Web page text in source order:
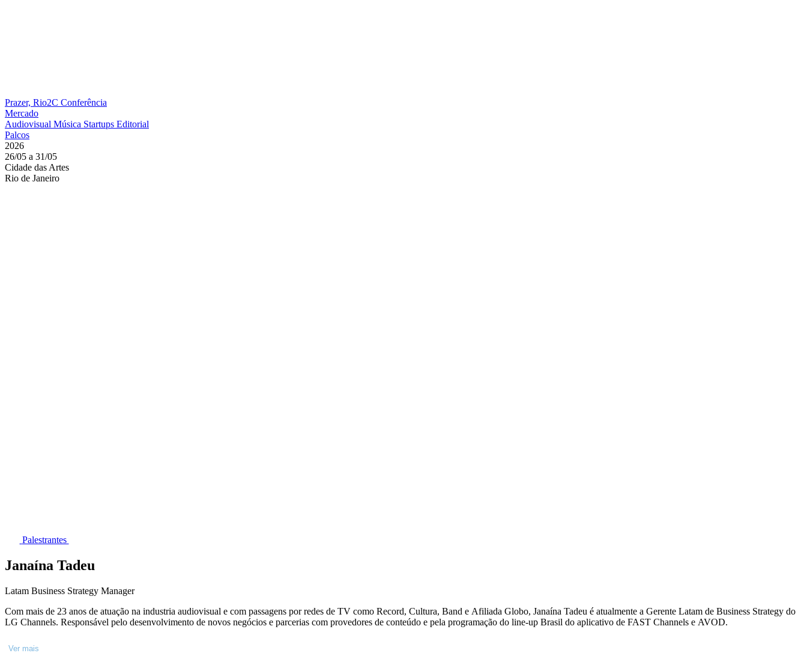
Prazer, Rio2C Conferência
Mercado
Audiovisual Música Startups Editorial
Palcos
2026
26/05 a 31/05
Cidade das Artes
Rio de Janeiro
Palestrantes
Janaína Tadeu
Latam Business Strategy Manager
Com mais de 23 anos de atuação na industria audiovisual e com passagens por redes de TV como Record, Cultura, Band e Afiliada Globo, Janaína Tadeu é atualmente a Gerente Latam de Business Strategy do
LG Channels. Responsável pelo desenvolvimento de novos negócios e parcerias com provedores de conteúdo e pela programação do line-up Brasil do aplicativo de FAST Channels e AVOD.
Ver mais